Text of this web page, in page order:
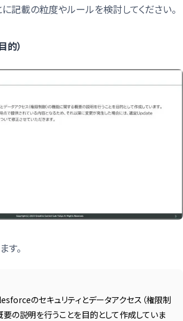
記載の粒度やルールを検討してください。
的）
す。
のセキュリティとデータアクセス（権限制
要の説明を行うことを目的として作成していま